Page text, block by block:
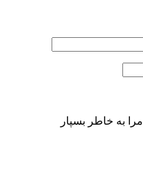
مرا به خاطر بسپار